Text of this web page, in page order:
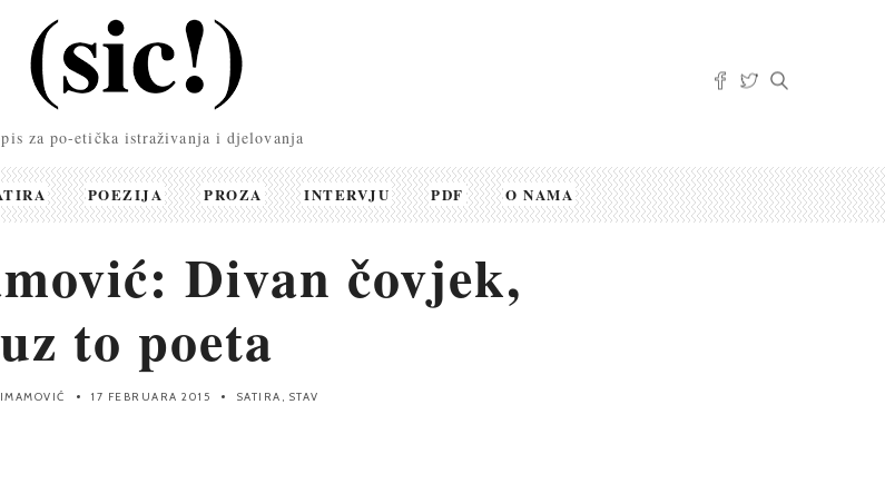
za po-etička istraživanja i djelovanja
POEZIJA PROZA INTERVJU PDF O NAMA
Divan čovjek,
uz to poeta
17 FEBRUARA 2015 SATIRA , STAV